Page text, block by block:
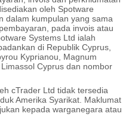
oleh Spotware
dalam kumpulan yang sama
pada invois atau
Systems Ltd ialah
di Republik Cyprus,
Kyprianou, Magnum
Cyprus dan nombor
cTrader Ltd tidak tersedia
Amerika Syarikat. Maklumat
kepada warganegara atau